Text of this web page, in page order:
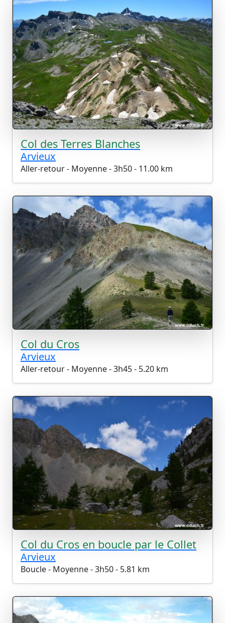
Col des Terres Blanches
Arvieux
Aller-retour - Moyenne - 3h50 - 11.00 km
Col du Cros
Arvieux
Aller-retour - Moyenne - 3h45 - 5.20 km
Col du Cros en boucle par le Collet
Arvieux
Boucle - Moyenne - 3h50 - 5.81 km